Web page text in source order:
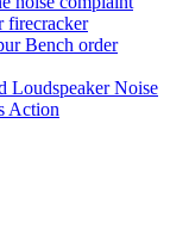
Loudspeaker Noise
Action